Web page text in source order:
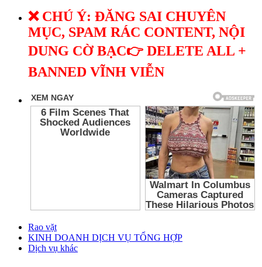
❌ CHÚ Ý: ĐĂNG SAI CHUYÊN
MỤC, SPAM RÁC CONTENT, NỘI
DUNG CỜ BẠC👉 DELETE ALL +
BANNED VĨNH VIỄN
Rao vặt
KINH DOANH DỊCH VỤ TỔNG HỢP
Dịch vụ khác